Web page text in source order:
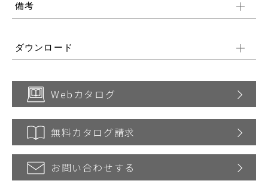
備考
ダウンロード
Webカタログ
無料カタログ請求
お問い合わせする